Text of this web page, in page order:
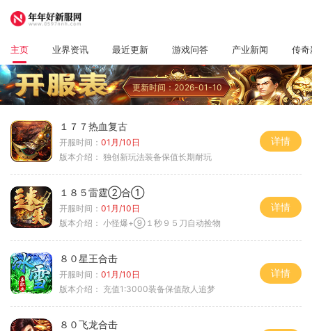
主页 业界资讯 最近更新 游戏问答 产业新闻 传奇
更新时间：2026-01-10
１７７热血复古
开服时间： 01月/10日
版本介绍： 独创新玩法装备保值长期耐玩
详情
１８５雷霆②合①
开服时间： 01月/10日
版本介绍： 小怪爆+⑨１秒９５刀自动捡物
详情
８０星王合击
开服时间： 01月/10日
版本介绍： 充值1:3000装备保值散人追梦
详情
８０飞龙合击